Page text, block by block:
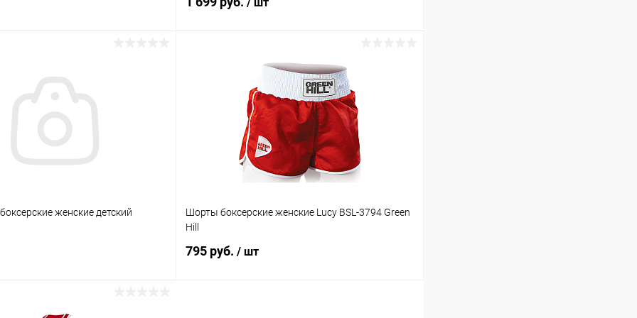
В корзину
Купить в 1 клик Сравнение
В избранное В наличии
XS
женские детский
Шорты боксерские женские Lucy BSL-3794 Green
Hill
795 руб. / шт